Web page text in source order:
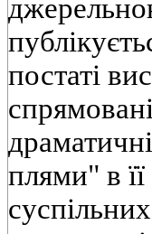
постаті
плями" в